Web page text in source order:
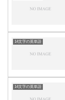
14文字の英単語
14文字の英単語